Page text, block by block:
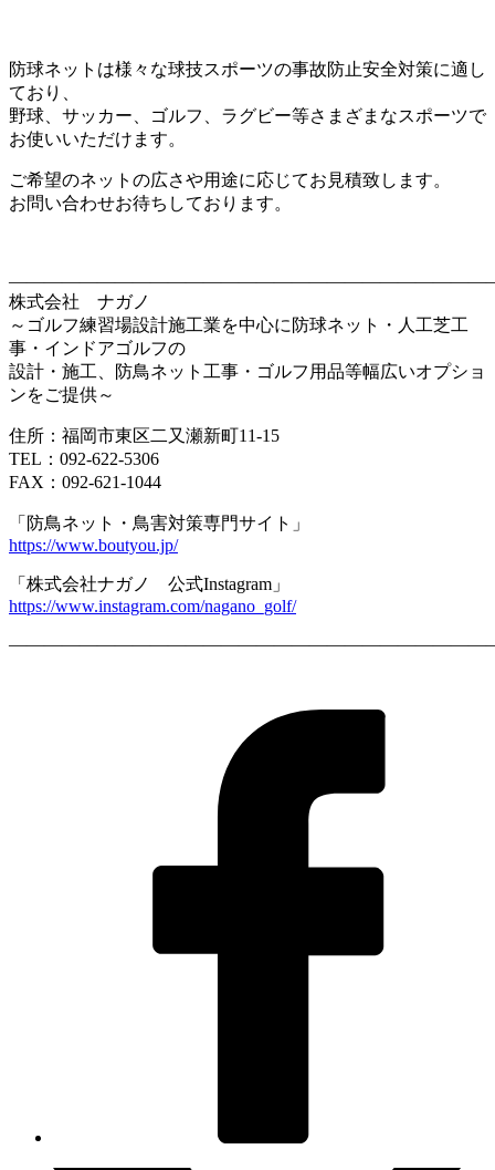
防球ネットは様々な球技スポーツの事故防止安全対策に適し
ており、
野球、サッカー、ゴルフ、ラグビー等さまざまなスポーツで
お使いいただけます。
ご希望のネットの広さや用途に応じてお見積致します。
お問い合わせお待ちしております。
株式会社 ナガノ
～ゴルフ練習場設計施工業を中心に防球ネット・人工芝工
事・インドアゴルフの
設計・施工、防鳥ネット工事・ゴルフ用品等幅広いオプショ
ンをご提供～
住所：福岡市東区二又瀬新町11-15
TEL：092-622-5306
FAX：092-621-1044
「防鳥ネット・鳥害対策専門サイト」
https://www.boutyou.jp/
「株式会社ナガノ 公式Instagram」
https://www.instagram.com/nagano_golf/